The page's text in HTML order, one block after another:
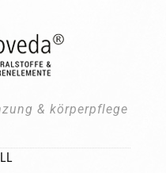
& körperpflege